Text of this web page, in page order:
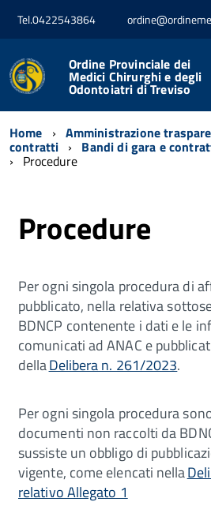
Tel.0422543864
Ordine Provinciale dei
Medici Chirurghi e degli
Odontoiatri di Treviso
Home Amministrazione
contratti Bandi di gara e
Procedure
Procedure
Per ogni singola procedura di
pubblicato, nella relativa
BDNCP contenente i dati e le
comunicati ad ANAC e
dellaDelibera n. 261/2023.
Per ogni singola procedura
documenti non raccolti da
sussiste un obbligo di
vigente, come elencati nella
relativo Allegato 1